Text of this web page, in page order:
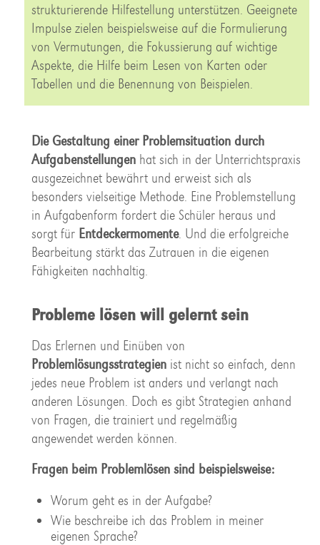
strukturierende Hilfestellung unterstützen. Geeignete
Impulse zielen beispielsweise auf die Formulierung
von Vermutungen, die Fokussierung auf wichtige
Aspekte, die Hilfe beim Lesen von Karten oder
Tabellen und die Benennung von Beispielen.
Die Gestaltung einer Problemsituation durch
Aufgabenstellungenhat sich in der Unterrichtspraxis
ausgezeichnet bewährt und erweist sich als
besonders vielseitige Methode. Eine Problemstellung
in Aufgabenform fordert die Schüler heraus und
sorgt für Entdeckermomente. Und die erfolgreiche
Bearbeitung stärkt das Zutrauen in die eigenen
Fähigkeiten nachhaltig.
Probleme lösen will gelernt sein
Das Erlernen und Einüben von
Problemlösungsstrategienist nicht so einfach, denn
jedes neue Problem ist anders und verlangt nach
anderen Lösungen. Doch es gibt Strategien anhand
von Fragen, die trainiert und regelmäßig
angewendet werden können.
Fragen beim Problemlösen sind beispielsweise:
Worum geht es in der Aufgabe?
Wie beschreibe ich das Problem in meiner
eigenen Sprache?